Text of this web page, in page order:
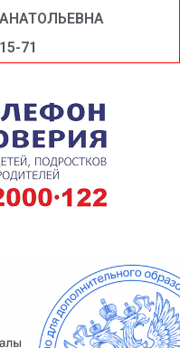
71